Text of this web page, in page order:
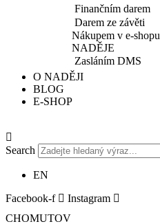
Finančním darem
Darem ze závěti
Nákupem v e-shopu
NADĚJE
Zasláním DMS
O NADĚJI
BLOG
E-SHOP
Search
EN
Facebook-f
Instagram
CHOMUTOV